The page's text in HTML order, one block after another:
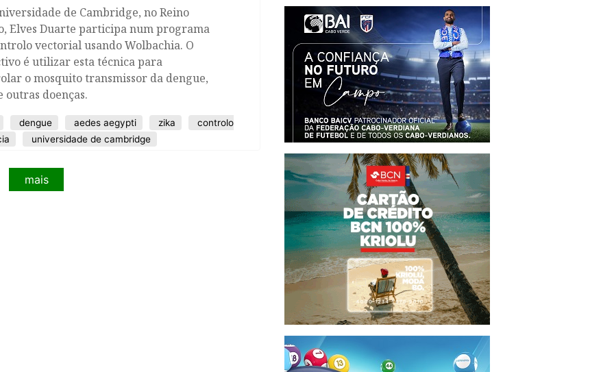
de Cambridge, no Reino
Elves Duarte participa num programa
vectorial usando Wolbachia. O
é utilizar esta técnica para
o mosquito transmissor da dengue,
outras doenças.
dengue aedes aegypti zika
controlo
universidade de cambridge
mais